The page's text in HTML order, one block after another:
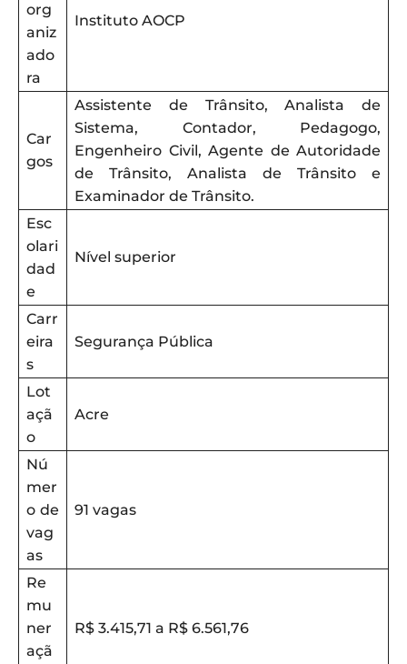
org
aniz
ado
ra
Instituto AOCP
Car
gos
Assistente de Trânsito, Analista de
Sistema, Contador, Pedagogo,
Engenheiro Civil, Agente de Autoridade
de Trânsito, Analista de Trânsito e
Examinador de Trânsito.
Esc
olari
dad
e
Nível superior
Carr
eira
s
Segurança Pública
Lot
açã
o
Acre
Nú
mer
o de
vag
as
91 vagas
Re
mu
ner
açã
R$ 3.415,71 a R$ 6.561,76